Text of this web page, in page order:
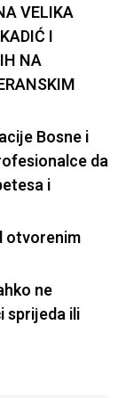
VELIKA
I
NA
Bosne i
da
i
otvorenim
ne
sprijeda ili